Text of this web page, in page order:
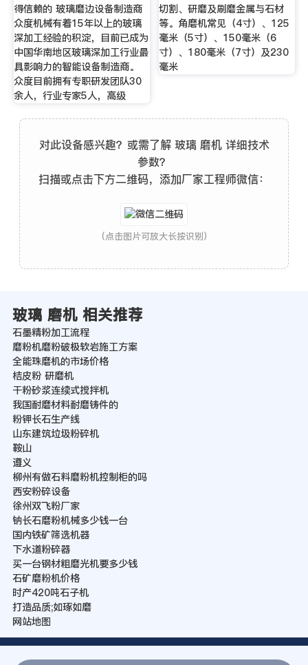
得信赖的 玻璃磨边设备制造商
众度机械有着15年以上的玻璃
深加工经验的积淀，目前已成为
中国华南地区玻璃深加工行业最
具影响力的智能设备制造商。
众度目前拥有专职研发团队30
余人，行业专家5人，高级
切割、研磨及刷磨金属与石材
等。角磨机常见（4寸）、125
毫米（5寸）、150毫米（6
寸）、180毫米（7寸）及230
毫米
对此设备感兴趣？或需了解 玻璃 磨机 详细技术
参数？
扫描或点击下方二维码，添加厂家工程师微信：
(点击图片可放大长按识别)
玻璃 磨机 相关推荐
石墨精粉加工流程
磨粉机磨粉破极软岩施工方案
全能珠磨机的市场价格
桔皮粉 研磨机
干粉砂浆连续式搅拌机
我国耐磨材料耐磨铸件的
粉钾长石生产线
山东建筑垃圾粉碎机
鞍山
遵义
柳州有做石料磨粉机控制柜的吗
西安粉碎设备
徐州双飞粉厂家
钠长石磨粉机械多少钱一台
国内铁矿筛选机器
下水道粉碎器
买一台钢材粗磨光机要多少钱
石矿磨粉机价格
时产420吨石子机
打造品质;如琢如磨
网站地图